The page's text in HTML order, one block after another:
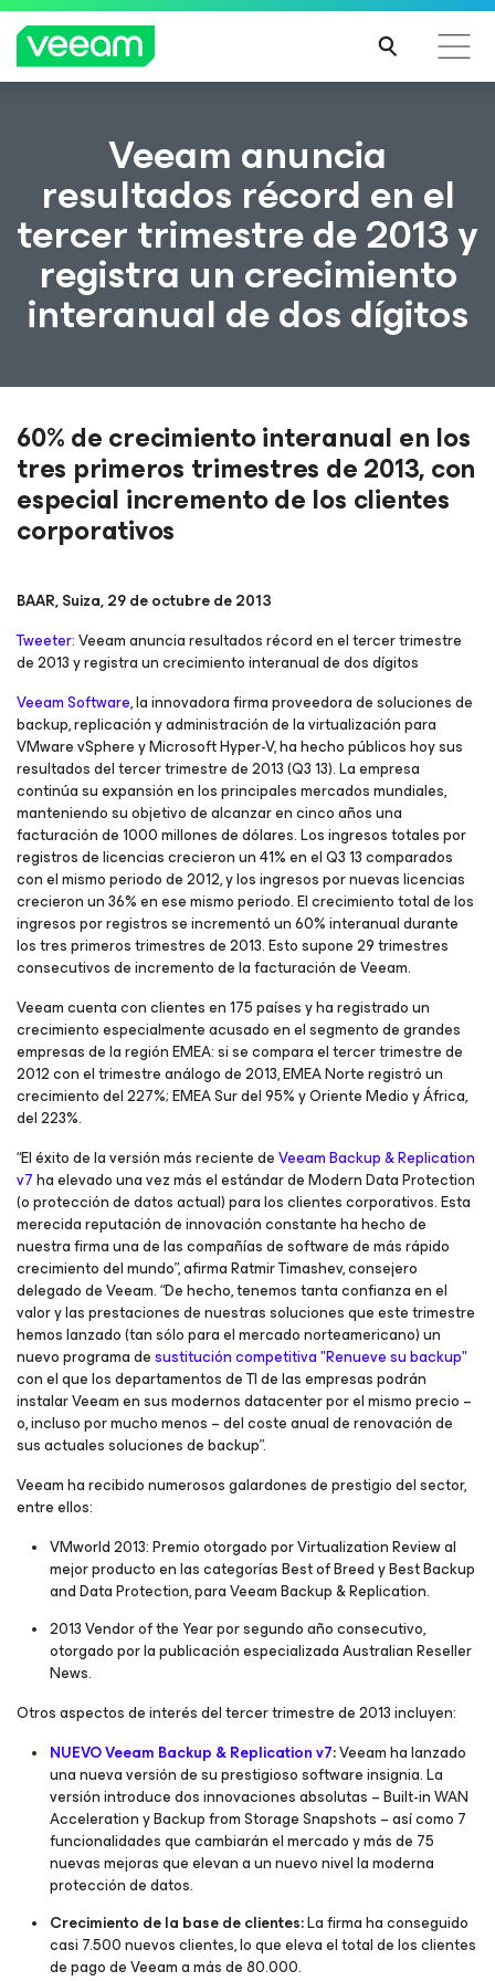
Guía de Veeam para los clientes afectados por la
actualización de contenido de CrowdStrike
MÁS
INFO
RMA
CIÓN
Veeam anuncia
resultados récord en el
tercer trimestre de 2013 y
registra un crecimiento
interanual de dos dígitos
60% de crecimiento interanual en los
tres primeros trimestres de 2013, con
especial incremento de los clientes
corporativos
BAAR, Suiza, 29 de octubre de 2013
Tweeter:Veeam anuncia resultados récord en el tercer trimestre
de 2013 y registra un crecimiento interanual de dos dígitos
Veeam Software, la innovadora firma proveedora de soluciones de
backup, replicación y administración de la virtualización para
VMware vSphere y Microsoft Hyper-V, ha hecho públicos hoy sus
resultados del tercer trimestre de 2013 (Q3 13). La empresa
continúa su expansión en los principales mercados mundiales,
manteniendo su objetivo de alcanzar en cinco años una
facturación de 1000 millones de dólares. Los ingresos totales por
registros de licencias crecieron un 41% en el Q3 13 comparados
con el mismo periodo de 2012, y los ingresos por nuevas licencias
crecieron un 36% en ese mismo periodo. El crecimiento total de los
ingresos por registros se incrementó un 60% interanual durante
los tres primeros trimestres de 2013. Esto supone 29 trimestres
consecutivos de incremento de la facturación de Veeam.
Veeam cuenta con clientes en 175 países y ha registrado un
crecimiento especialmente acusado en el segmento de grandes
empresas de la región EMEA: si se compara el tercer trimestre de
2012 con el trimestre análogo de 2013, EMEA Norte registró un
crecimiento del 227%; EMEA Sur del 95% y Oriente Medio y África,
del 223%.
“El éxito de la versión más reciente deVeeam Backup & Replication
v7ha elevado una vez más el estándar de Modern Data Protection
(o protección de datos actual) para los clientes corporativos. Esta
merecida reputación de innovación constante ha hecho de
nuestra firma una de las compañías de software de más rápido
crecimiento del mundo”, afirma Ratmir Timashev, consejero
delegado de Veeam. “De hecho, tenemos tanta confianza en el
valor y las prestaciones de nuestras soluciones que este trimestre
hemos lanzado (tan sólo para el mercado norteamericano) un
nuevo programa desustitución competitiva "Renueve su backup"
con el que los departamentos de TI de las empresas podrán
instalar Veeam en sus modernosdatacenterpor el mismo precio –
o, incluso por mucho menos – del coste anual de renovación de
sus actuales soluciones de backup”.
Veeam ha recibido numerosos galardones de prestigio del sector,
entre ellos:
VMworld 2013: Premio otorgado porVirtualization Reviewal
mejor producto en las categoríasBest of BreedyBest Backup
and Data Protection,para Veeam Backup & Replication.
2013 Vendor of the Yearpor segundo año consecutivo,
otorgado por la publicación especializadaAustralian Reseller
News.
Otros aspectos de interés del tercer trimestre de 2013 incluyen:
NUEVO Veeam Backup & Replication v7:Veeam ha lanzado
una nueva versión de su prestigioso software insignia. La
versión introduce dos innovaciones absolutas –Built-in WAN
AccelerationyBackup from Storage Snapshots – así como 7
funcionalidades que cambiarán el mercado y más de 75
nuevas mejoras que elevan a un nuevo nivel la moderna
protección de datos.
Crecimiento de la base de clientes:La firma ha conseguido
casi 7.500 nuevos clientes, lo que eleva el total de los clientes
de pago de Veeam a más de 80.000.